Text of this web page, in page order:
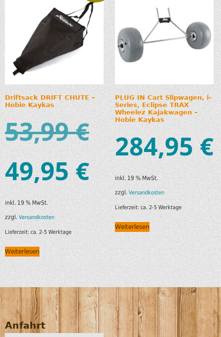
Driftsack DRIFT CHUTE –
Hobie Kaykas
53,99€
49,95€
inkl. 19 % MwSt.
zzgl.Versandkosten
Lieferzeit:ca. 2-5 Werktage
Weiterlesen
PLUG IN Cart Slipwagen, i-
Series, Eclipse TRAX
Wheelez Kajakwagen –
Hobie Kaykas
284,95€
inkl. 19 % MwSt.
zzgl.Versandkosten
Lieferzeit:ca. 2-5 Werktage
Weiterlesen
Anfahrt